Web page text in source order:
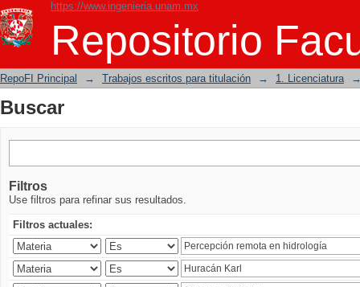
https://www.ingenieria.unam.mx
Repositorio
Buscar
RepoFI Principal → Trabajos escritos para titulación → 1. Licenciatura
Buscar
Filtros
Use filtros para refinar sus resultados.
Filtros actuales: